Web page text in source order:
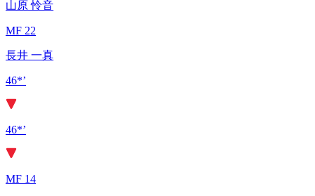
山原 怜音
MF 22
長井 一真
46*’
46*’
MF 14